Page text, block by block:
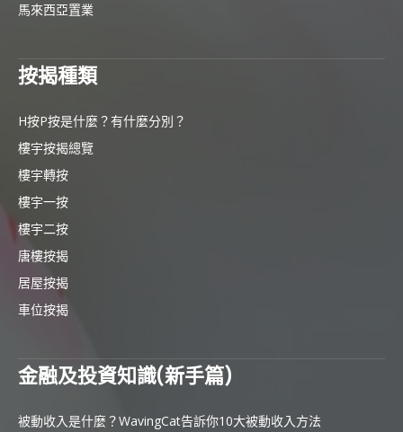
馬來西亞置業
按揭種類
H按P按是什麼？有什麼分別？
樓宇按揭總覽
樓宇轉按
樓宇一按
樓宇二按
唐樓按揭
居屋按揭
車位按揭
金融及投資知識(新手篇)
被動收入是什麼？WavingCat告訴你10大被動收入方法